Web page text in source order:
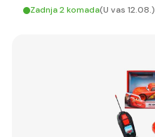
Zadnja 2 komada(U vas 12.08.)